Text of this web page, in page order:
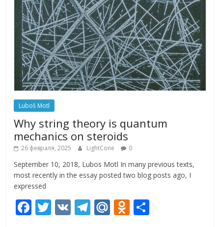
Luboš Motl
Why string theory is quantum
mechanics on steroids
26 февраля, 2025 LightCone 0
September 10, 2018, Lubos Motl In many previous texts,
most recently in the essay posted two blog posts ago, I
expressed
F T V T M O